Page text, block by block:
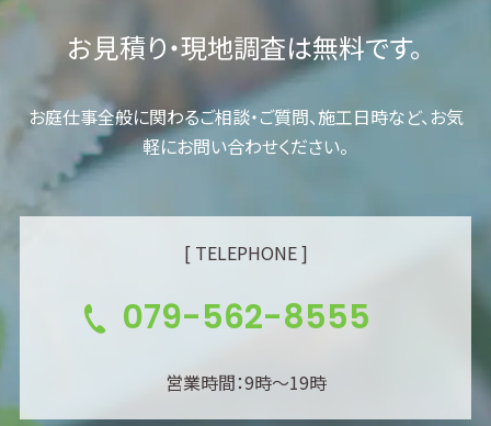
お見積り・現地調査は無料です。
お庭仕事全般に関わるご相談・ご質問、施工日時など、お気
軽にお問い合わせください。
[ TELEPHONE ]
079-562-8555
営業時間：9時～19時